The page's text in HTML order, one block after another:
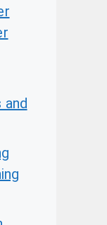
and